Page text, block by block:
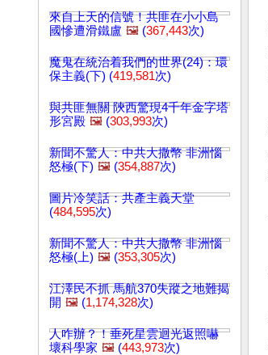
來自上天的信號！共匪在小小島
國慘遭滑鐵盧 🖼️ (367,443次)
魔鬼在統治着我們的世界(24)：環
保主義(下) (419,581次)
與共匪無關 陝西驚現4千年金字塔
形宮殿 🖼️ (303,993次)
新聞不驚人：中共大撒幣 非洲惱
怒極(下) 🖼️ (354,887次)
圖片冷笑話：共產主義天堂
(484,595次)
新聞不驚人：中共大撒幣 非洲惱
怒極(上) 🖼️ (353,305次)
江澤民不抓 馬航370失蹤之地難揭
開 🖼️ (1,174,328次)
人咋辦？！垂死星雲迴光返照嚇
壞科學家 🖼️ (443,973次)